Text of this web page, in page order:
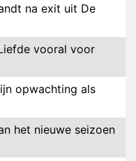
na exit uit De
vooral voor
opwachting als
het nieuwe seizoen